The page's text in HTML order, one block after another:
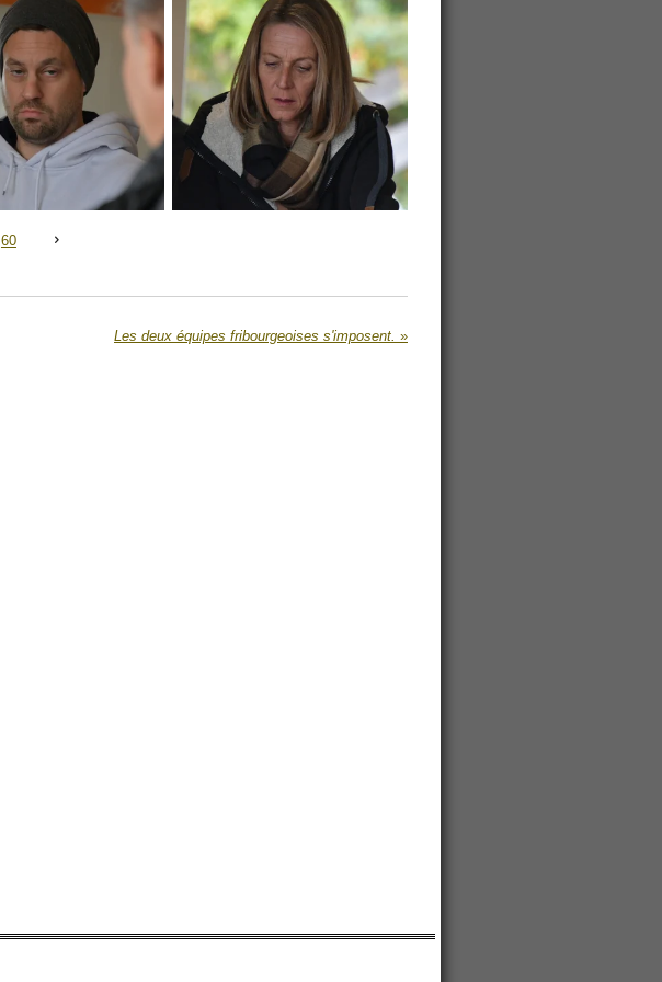
60
Les deux équipes fribourgeoises s'imposent. »